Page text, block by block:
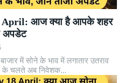
April: आज क्या है आपके शहर
अपडेट
में सोने के भाव में लगातार उतराव
के चलते अब निवेशक...